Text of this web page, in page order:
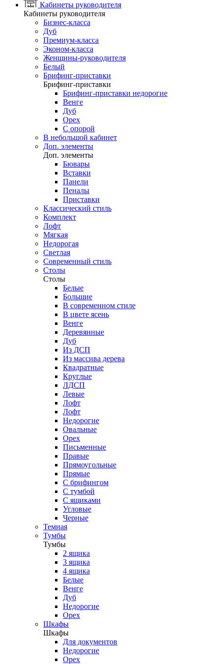
Кабинеты руководителя
Кабинеты руководителя
Бизнес-класса
Дуб
Премиум-класса
Эконом-класса
Женщины-руководителя
Белый
Брифинг-приставки
Брифинг-приставки
Брифинг-приставки недорогие
Венге
Дуб
Орех
С опорой
В небольшой кабинет
Доп. элементы
Доп. элементы
Бювары
Вставки
Панели
Пеналы
Приставки
Классический стиль
Комплект
Лофт
Мягкая
Недорогая
Светлая
Современный стиль
Столы
Столы
Белые
Большие
В современном стиле
В цвете ясень
Венге
Деревянные
Дуб
Из ДСП
Из массива дерева
Квадратные
Круглые
ЛДСП
Левые
Лофт
Лофт
Недорогие
Овальные
Орех
Письменные
Правые
Прямоугольные
Прямые
С брифингом
С тумбой
С ящиками
Угловые
Черные
Темная
Тумбы
Тумбы
2 ящика
3 ящика
4 ящика
Белые
Венге
Дуб
Недорогие
Орех
Шкафы
Шкафы
Для документов
Недорогие
Орех